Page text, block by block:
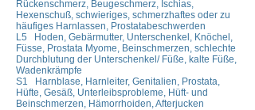
Rückenschmerz, Beugeschmerz, Ischias,
Hexenschuß, schwieriges, schmerzhaftes oder zu
häufiges Harnlassen, Prostatabeschwerden
L5 Hoden, Gebärmutter, Unterschenkel, Knöchel,
Füsse, Prostata Myome, Beinschmerzen, schlechte
Durchblutung der Unterschenkel/ Füße, kalte Füße,
Wadenkrämpfe
S1 Harnblase, Harnleiter, Genitalien, Prostata,
Hüfte, Gesäß, Unterleibsprobleme, Hüft- und
Beinschmerzen, Hämorrhoiden, Afterjucken